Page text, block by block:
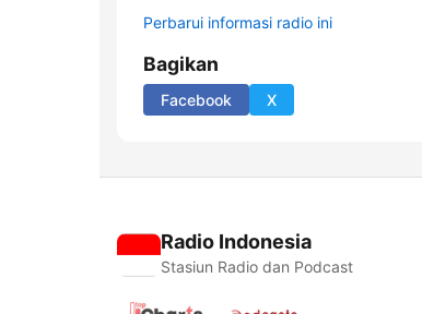
Perbarui informasi radio ini
Bagikan
Facebook X
Radio Indonesia
Stasiun Radio dan Podcast